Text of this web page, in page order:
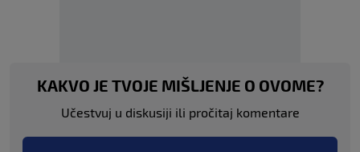
KAKVO JE TVOJE MIŠLJENJE O OVOME?
Učestvuj u diskusiji ili pročitaj komentare